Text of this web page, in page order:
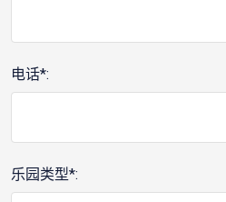
电话*:
乐园类型*: